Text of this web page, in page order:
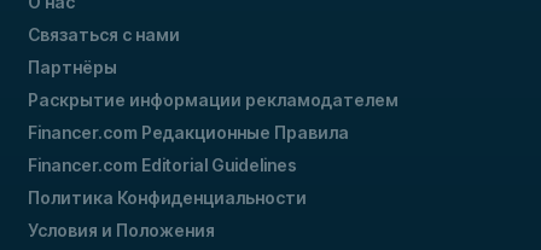
Связаться с нами
Партнёры
Раскрытие информации рекламодателем
Financer.com Редакционные Правила
Financer.com Editorial Guidelines
Политика Конфиденциальности
Условия и Положения